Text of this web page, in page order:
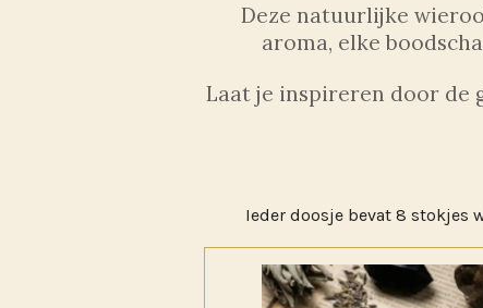
Deze natuurlijke
aroma, elke
Laat je inspireren door de
Ieder doosje bevat 8 stokjes